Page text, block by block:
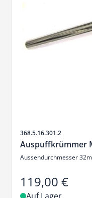
Artikelnr.
368.5.16.301.2
Auspuffkrümmer
Aussendurchmesser
119,00 €